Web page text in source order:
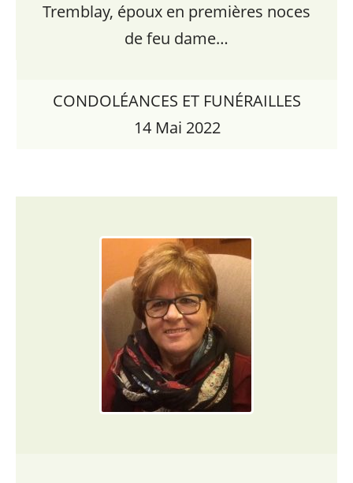
Tremblay, époux en premières noces
de feu dame…
CONDOLÉANCES ET FUNÉRAILLES
14 Mai 2022